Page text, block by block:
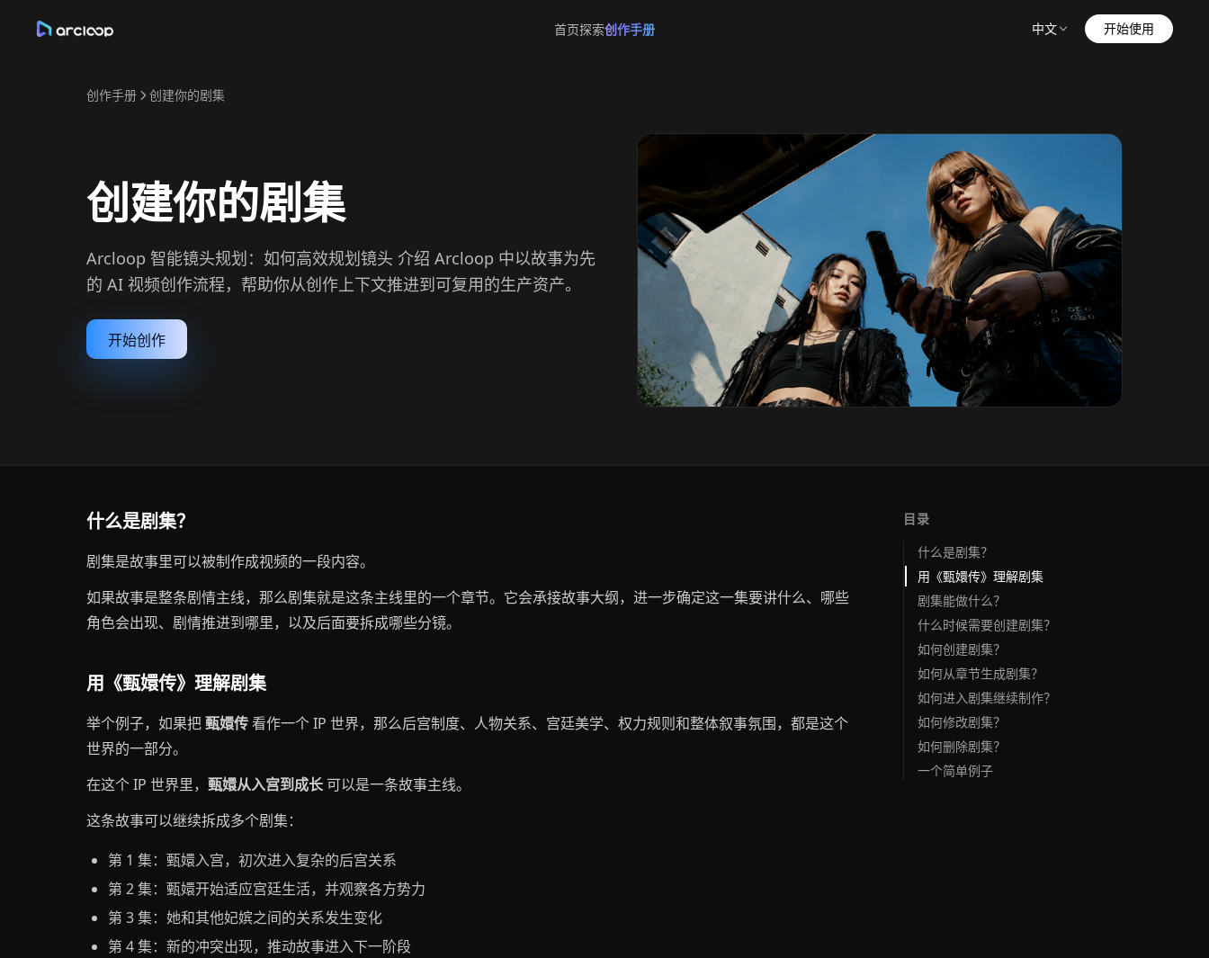
首页探索创作手册 中文 开始使用
创作手册 创建你的剧集
创建你的剧集
Arcloop 智能镜头规划：如何高效规划镜头 介绍 Arcloop 中以故事为先
的 AI 视频创作流程，帮助你从创作上下文推进到可复用的生产资产。
开始创作
什么是剧集？
剧集是故事里可以被制作成视频的一段内容。
如果故事是整条剧情主线，那么剧集就是这条主线里的一个章节。它会承接故事大纲，进一步确定这一集要讲什么、哪些
角色会出现、剧情推进到哪里，以及后面要拆成哪些分镜。
用《甄嬛传》理解剧集
举个例子，如果把甄嬛传看作一个 IP 世界，那么后宫制度、人物关系、宫廷美学、权力规则和整体叙事氛围，都是这个
世界的一部分。
在这个 IP 世界里， 甄嬛从入宫到成长可以是一条故事主线。
这条故事可以继续拆成多个剧集：
第 1 集：甄嬛入宫，初次进入复杂的后宫关系
第 2 集：甄嬛开始适应宫廷生活，并观察各方势力
第 3 集：她和其他妃嫔之间的关系发生变化
第 4 集：新的冲突出现，推动故事进入下一阶段
目录
什么是剧集？
用《甄嬛传》理解剧集
剧集能做什么？
什么时候需要创建剧集？
如何创建剧集？
如何从章节生成剧集？
如何进入剧集继续制作？
如何修改剧集？
如何删除剧集？
一个简单例子